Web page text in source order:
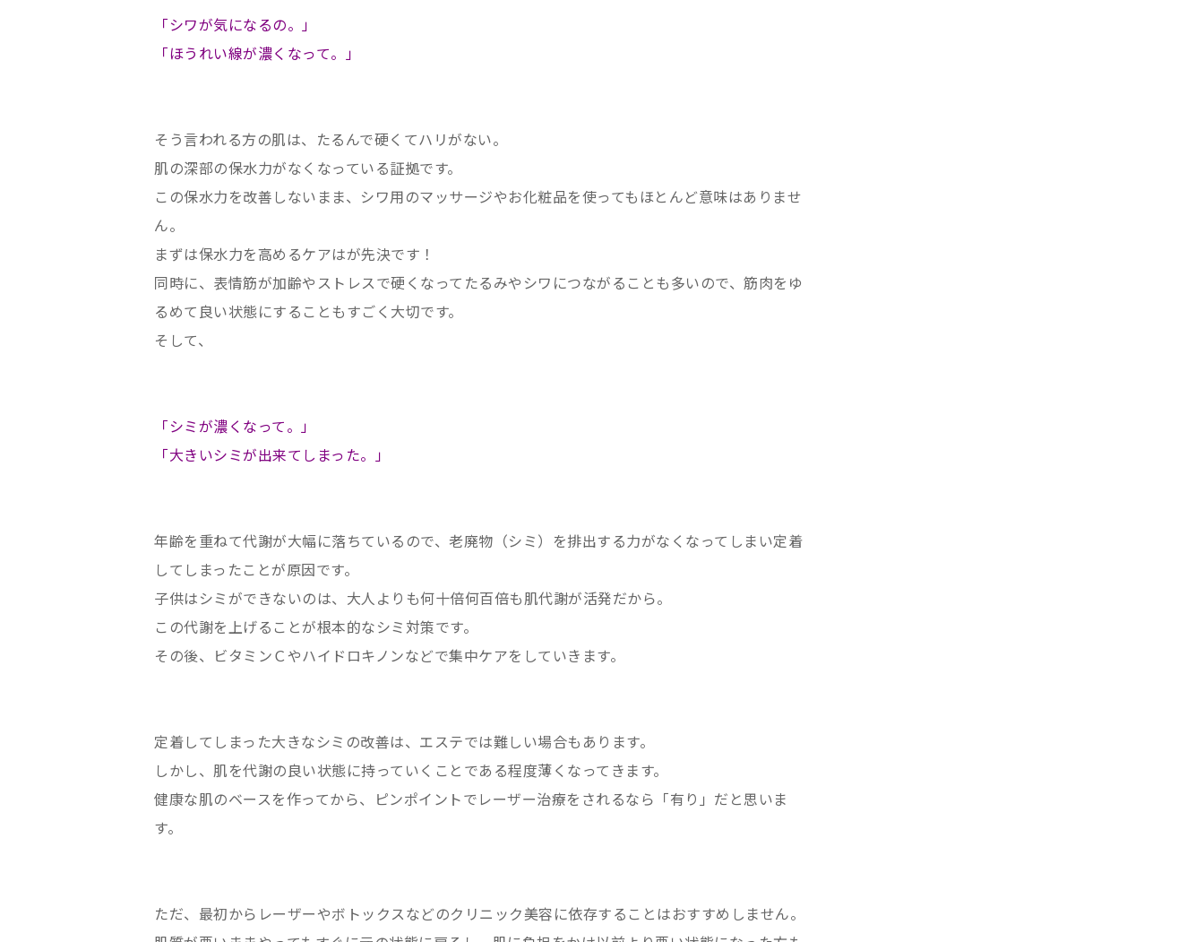
「シワが気になるの。」
「ほうれい線が濃くなって。」
そう言われる方の肌は、たるんで硬くてハリがない。
肌の深部の保水力がなくなっている証拠です。
この保水力を改善しないまま、シワ用のマッサージやお化粧品を使ってもほとんど意味はありませ
ん。
まずは保水力を高めるケアはが先決です！
同時に、表情筋が加齢やストレスで硬くなってたるみやシワにつながることも多いので、筋肉をゆ
るめて良い状態にすることもすごく大切です。
そして、
「シミが濃くなって。」
「大きいシミが出来てしまった。」
年齢を重ねて代謝が大幅に落ちているので、老廃物（シミ）を排出する力がなくなってしまい定着
してしまったことが原因です。
子供はシミができないのは、大人よりも何十倍何百倍も肌代謝が活発だから。
この代謝を上げることが根本的なシミ対策です。
その後、ビタミンＣやハイドロキノンなどで集中ケアをしていきます。
定着してしまった大きなシミの改善は、エステでは難しい場合もあります。
しかし、肌を代謝の良い状態に持っていくことである程度薄くなってきます。
健康な肌のベースを作ってから、ピンポイントでレーザー治療をされるなら「有り」だと思いま
す。
ただ、最初からレーザーやボトックスなどのクリニック美容に依存することはおすすめしません。